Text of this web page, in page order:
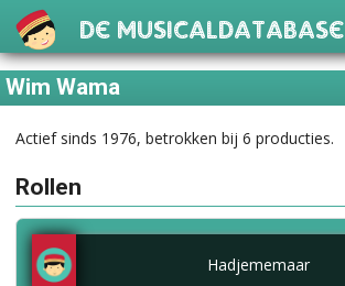
De Musicaldatabase
Wim Wama
Actief sinds 1976, betrokken bij 6 producties.
Rollen
Hadjememaar